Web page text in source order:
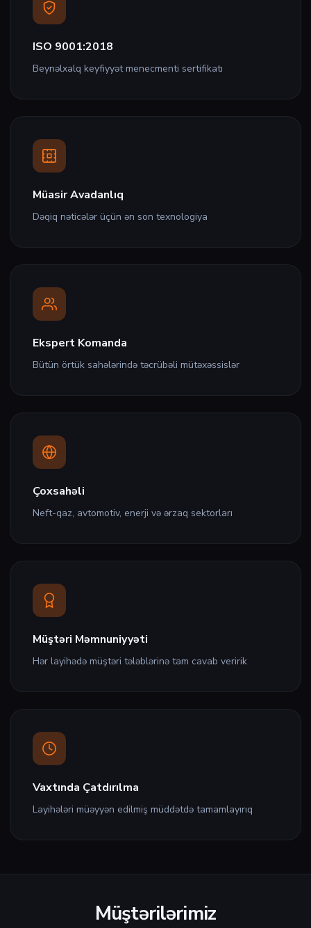
ISO 9001:2018
Beynəlxalq keyfiyyət menecmenti sertifikatı
Müasir Avadanlıq
Dəqiq nəticələr üçün ən son texnologiya
Ekspert Komanda
Bütün örtük sahələrində təcrübəli mütəxəssislər
Çoxsahəli
Neft-qaz, avtomotiv, enerji və ərzaq sektorları
Müştəri Məmnuniyyəti
Hər layihədə müştəri tələblərinə tam cavab veririk
Vaxtında Çatdırılma
Layihələri müəyyən edilmiş müddətdə tamamlayırıq
Müştərilərimiz